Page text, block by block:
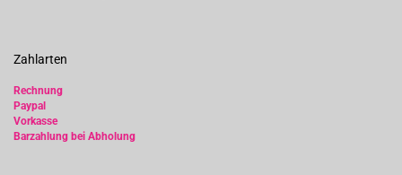
Zahlarten
Rechnung
Paypal
Vorkasse
Barzahlung bei Abholung